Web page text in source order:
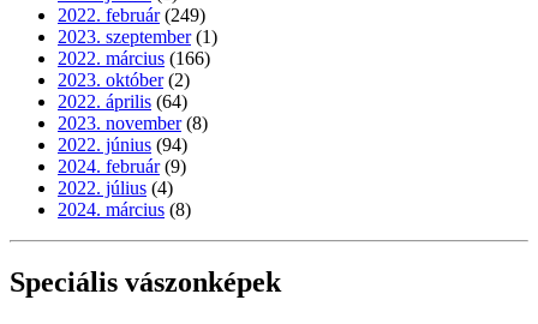
2022. február (249)
2023. szeptember (1)
2022. március (166)
2023. október (2)
2022. április (64)
2023. november (8)
2022. június (94)
2024. február (9)
2022. július (4)
2024. március (8)
Speciális vászonképek